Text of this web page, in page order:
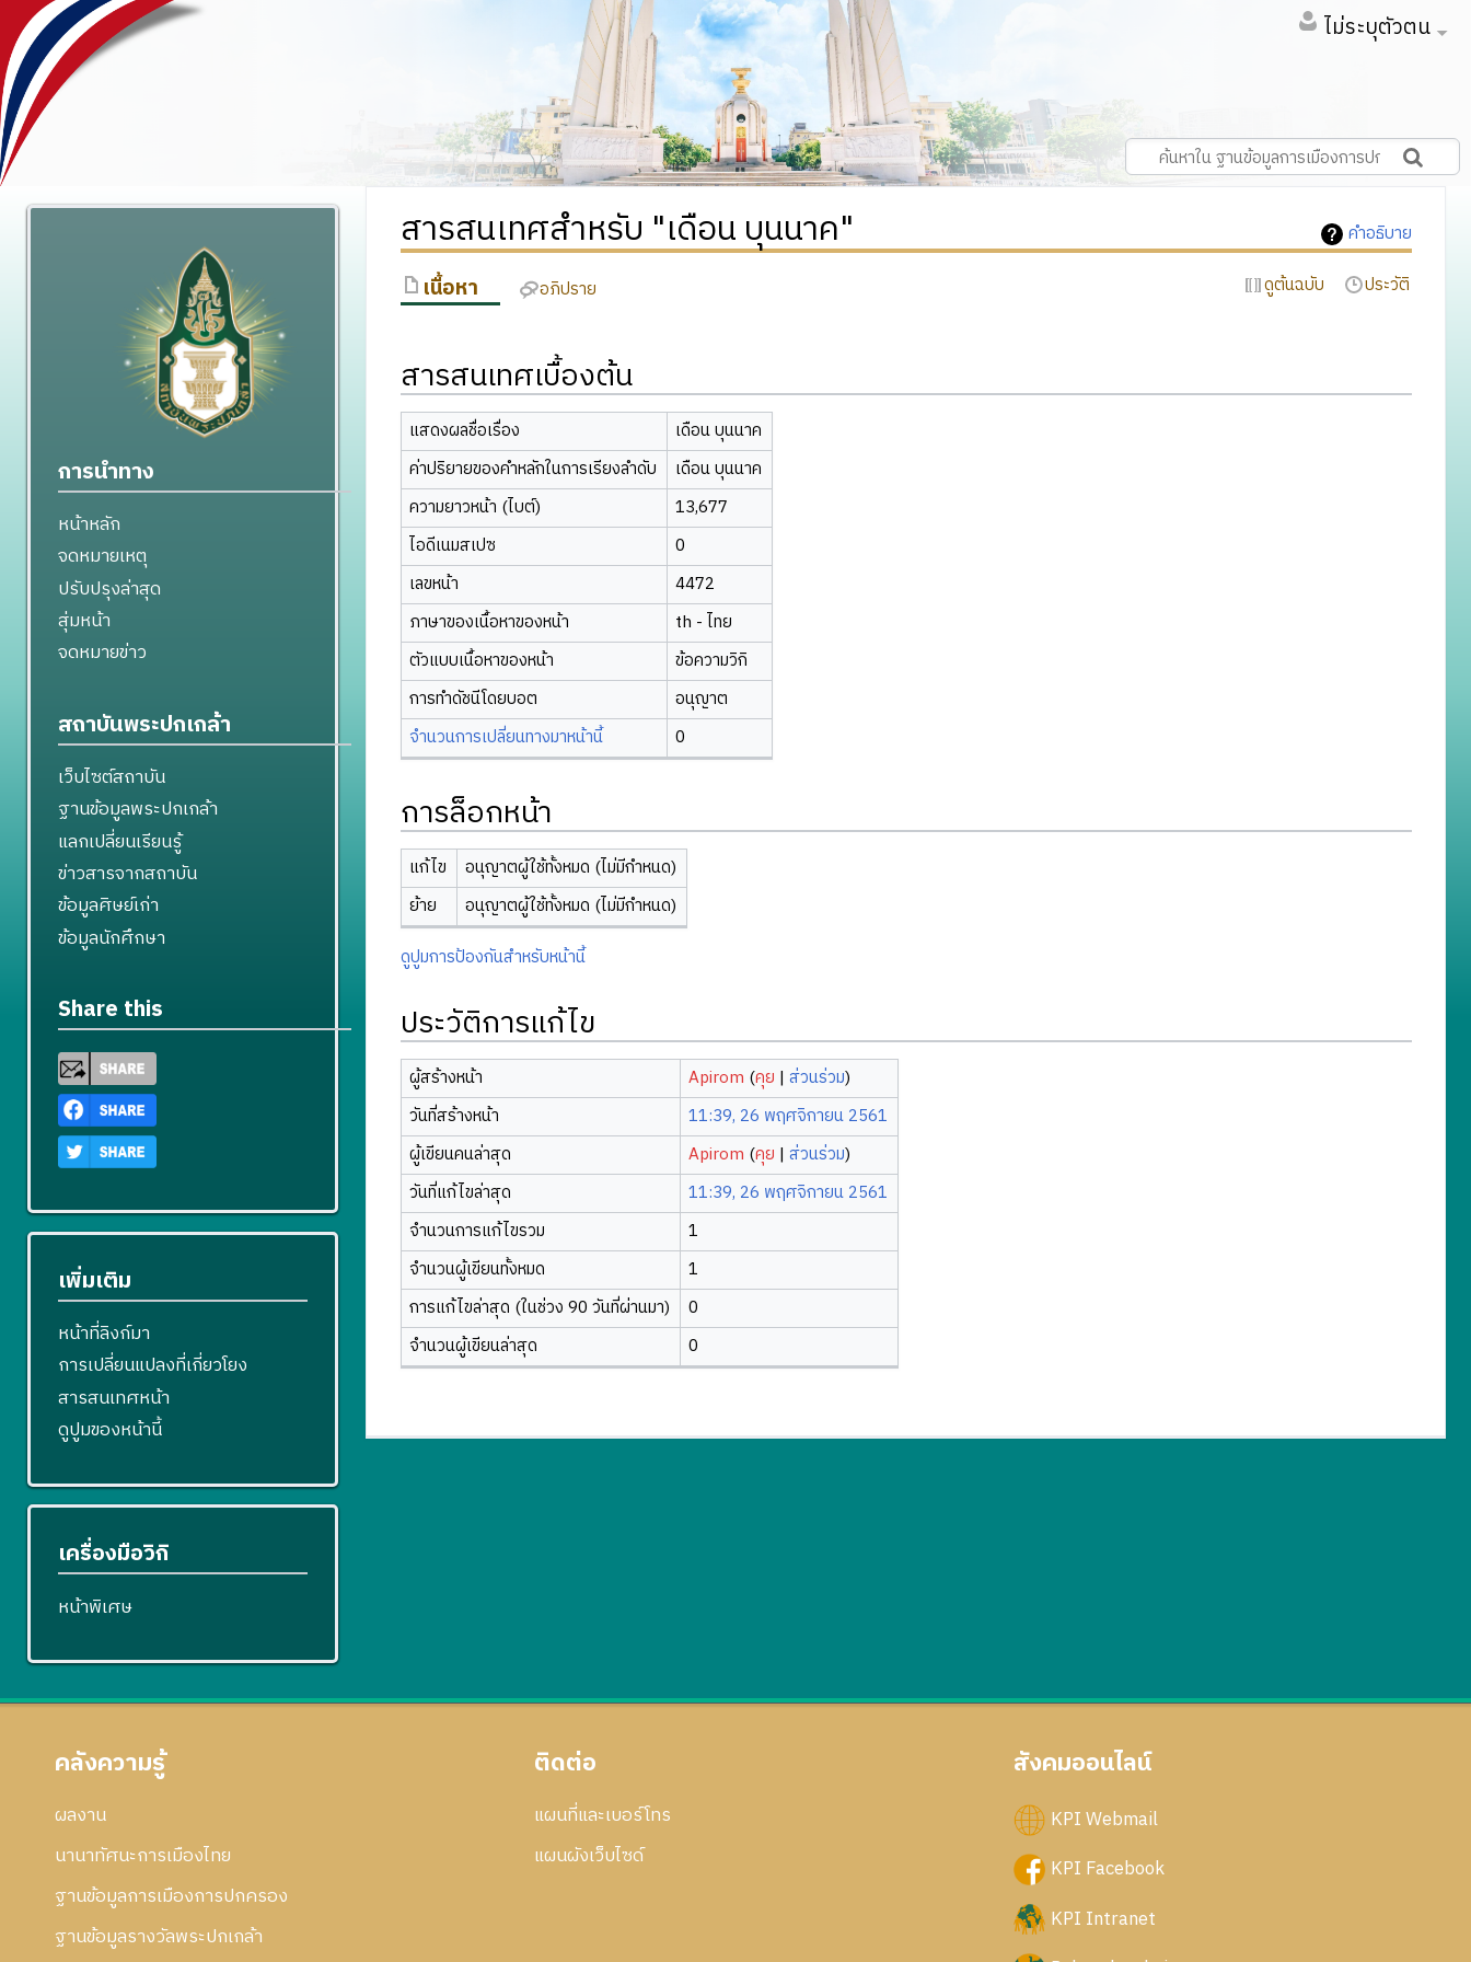
ไม่ระบุตัวตน
คำอธิบาย
สารสนเทศสำหรับ "เดือน บุนนาค"
เนื้อหา อภิปราย ดูต้นฉบับ ประวัติ
สารสนเทศเบื้องต้น
แสดงผลชื่อเรื่อง
เดือน บุนนาค
ค่าปริยายของคำหลักในการเรียงลำดับ
เดือน บุนนาค
ความยาวหน้า (ไบต์)
13,677
ไอดีเนมสเปซ
0
เลขหน้า
4472
ภาษาของเนื้อหาของหน้า
th - ไทย
ตัวแบบเนื้อหาของหน้า
ข้อความวิกิ
การทำดัชนีโดยบอต
อนุญาต
จำนวนการเปลี่ยนทางมาหน้านี้
0
การล็อกหน้า
แก้ไข
อนุญาตผู้ใช้ทั้งหมด (ไม่มีกำหนด)
ย้าย
อนุญาตผู้ใช้ทั้งหมด (ไม่มีกำหนด)
ดูปูมการป้องกันสำหรับหน้านี้
ประวัติการแก้ไข
ผู้สร้างหน้า Apirom (คุย |ส่วนร่วม)
วันที่สร้างหน้า
11:39, 26 พฤศจิกายน 2561
ผู้เขียนคนล่าสุด
Apirom (คุย |ส่วนร่วม)
วันที่แก้ไขล่าสุด
11:39, 26 พฤศจิกายน 2561
จำนวนการแก้ไขรวม
1
จำนวนผู้เขียนทั้งหมด
1
การแก้ไขล่าสุด (ในช่วง 90 วันที่ผ่านมา)
0
จำนวนผู้เขียนล่าสุด
0
การนำทาง
หน้าหลัก
จดหมายเหตุ
ปรับปรุงล่าสุด
สุ่มหน้า
จดหมายข่าว
สถาบันพระปกเกล้า
เว็บไซต์สถาบัน
ฐานข้อมูลพระปกเกล้า
แลกเปลี่ยนเรียนรู้
ข่าวสารจากสถาบัน
ข้อมูลศิษย์เก่า
ข้อมูลนักศึกษา
Share this
เพิ่มเติม
หน้าที่ลิงก์มา
การเปลี่ยนแปลงที่เกี่ยวโยง
สารสนเทศหน้า
ดูปูมของหน้านี้
เครื่องมือวิกิ
หน้าพิเศษ
คลังความรู้
ผลงาน
นานาทัศนะการเมืองไทย
ฐานข้อมูลการเมืองการปกครอง
ฐานข้อมูลรางวัลพระปกเกล้า
ติดต่อ
แผนที่และเบอร์โทร
แผนผังเว็บไซด์
สังคมออนไลน์
KPI Webmail
KPI Facebook
KPI Intranet